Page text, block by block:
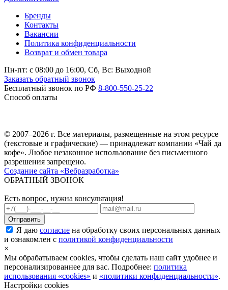
Бренды
Контакты
Вакансии
Политика конфиденциальности
Возврат и обмен товара
Пн-пт: c 08:00 до 16:00, Сб, Вс: Выходной
Заказать обратный звонок
Бесплатный звонок по РФ 8-800-550-25-22
Способ оплаты
© 2007–2026 г. Все материалы, размещенные на этом ресурсе
(текстовые и графические) — принадлежат компании «Чай да
кофе». Любое незаконное использование без письменного
разрешения запрещено.
Создание сайта «Вебразработка»
ОБРАТНЫЙ ЗВОНОК
Есть вопрос, нужна консультация!
Я даю согласие на обработку своих персональных данных
и ознакомлен с политикой конфиденциальности
×
Мы обрабатываем cookies, чтобы сделать наш сайт удобнее и
персонализированнее для вас. Подробнее: политика
использования «cookies» и «политики конфиденциальности».
Настройки cookies